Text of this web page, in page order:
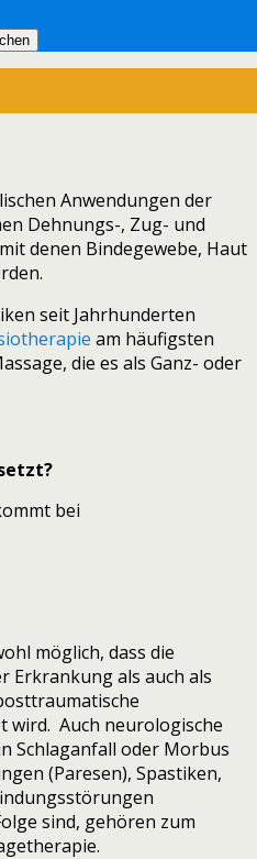
Anwendungen der
Dehnungs-, Zug- und
denen Bindegewebe, Haut
seit Jahrhunderten
am häufigsten
die es als Ganz- oder
bei
möglich, dass die
Erkrankung als auch als
wird. Auch neurologische
Schlaganfall oder Morbus
(Paresen), Spastiken,
sind, gehören zum